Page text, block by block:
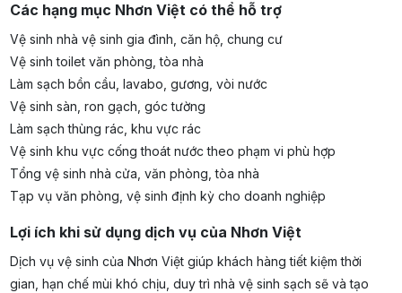
Các hạng mục Nhơn Việt có thể hỗ trợ
Vệ sinh nhà vệ sinh gia đình, căn hộ, chung cư
Vệ sinh toilet văn phòng, tòa nhà
Làm sạch bồn cầu, lavabo, gương, vòi nước
Vệ sinh sàn, ron gạch, góc tường
Làm sạch thùng rác, khu vực rác
Vệ sinh khu vực cống thoát nước theo phạm vi phù hợp
Tổng vệ sinh nhà cửa, văn phòng, tòa nhà
Tạp vụ văn phòng, vệ sinh định kỳ cho doanh nghiệp
Lợi ích khi sử dụng dịch vụ của Nhơn Việt
Dịch vụ vệ sinh của Nhơn Việt giúp khách hàng tiết kiệm thời
gian, hạn chế mùi khó chịu, duy trì nhà vệ sinh sạch sẽ và tạo